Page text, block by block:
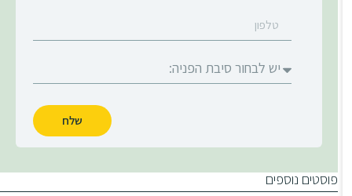
שלח
פוסטים נוספים